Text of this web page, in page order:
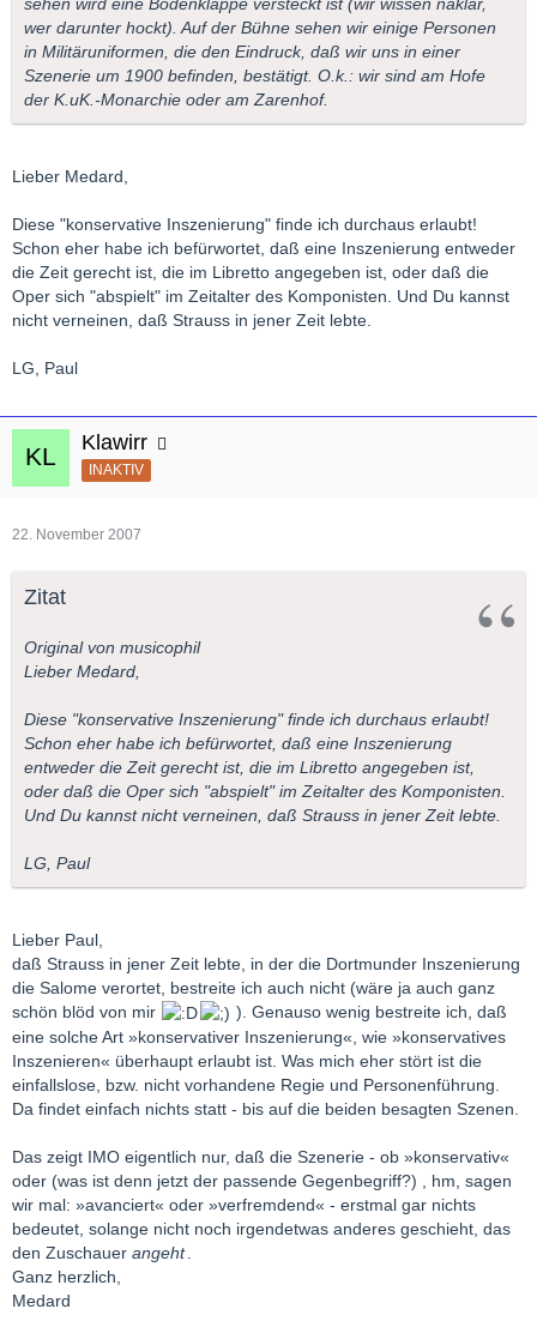
wer darunter hockt). Auf der Bühne sehen wir einige Personen
in Militäruniformen, die den Eindruck, daß wir uns in einer
Szenerie um 1900 befinden, bestätigt. O.k.: wir sind am Hofe
der K.uK.-Monarchie oder am Zarenhof.
Lieber Medard,
Diese "konservative Inszenierung" finde ich durchaus erlaubt!
Schon eher habe ich befürwortet, daß eine Inszenierung entweder
die Zeit gerecht ist, die im Libretto angegeben ist, oder daß die
Oper sich "abspielt" im Zeitalter des Komponisten. Und Du kannst
nicht verneinen, daß Strauss in jener Zeit lebte.
LG, Paul
Klawirr
INAKTIV
22. November 2007
Zitat
Original von musicophil
Lieber Medard,
Diese "konservative Inszenierung" finde ich durchaus erlaubt!
Schon eher habe ich befürwortet, daß eine Inszenierung
entweder die Zeit gerecht ist, die im Libretto angegeben ist,
oder daß die Oper sich "abspielt" im Zeitalter des Komponisten.
Und Du kannst nicht verneinen, daß Strauss in jener Zeit lebte.
LG, Paul
Lieber Paul,
daß Strauss in jener Zeit lebte, in der die Dortmunder Inszenierung
die Salome verortet, bestreite ich auch nicht (wäre ja auch ganz
schön blöd von mir
). Genauso wenig bestreite ich, daß
eine solche Art »konservativer Inszenierung«, wie »konservatives
Inszenieren« überhaupt erlaubt ist. Was mich eher stört ist die
einfallslose, bzw. nicht vorhandene Regie und Personenführung.
Da findet einfach nichts statt - bis auf die beiden besagten Szenen.
Das zeigt IMO eigentlich nur, daß die Szenerie - ob »konservativ«
oder (was ist denn jetzt der passende Gegenbegriff?) , hm, sagen
wir mal: »avanciert« oder »verfremdend« - erstmal gar nichts
bedeutet, solange nicht noch irgendetwas anderes geschieht, das
den Zuschauer angeht.
Ganz herzlich,
Medard